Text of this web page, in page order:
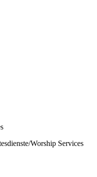
Worship Services